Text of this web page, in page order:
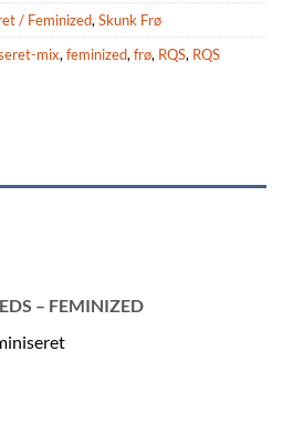
/ Feminized, Skunk Frø
mix, feminized, frø, RQS, RQS
– FEMINIZED